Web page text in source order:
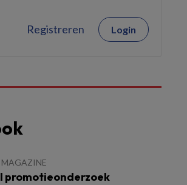
Registreren Login
MAGAZINE
promotieonderzoek